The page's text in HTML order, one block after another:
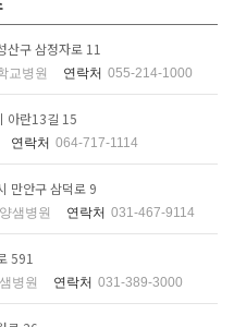
산구 삼정자로 11
교병원 연락처 055-214-1000
아란13길 15
연락처 064-717-1114
만안구 삼덕로 9
샘병원 연락처 031-467-9114
591
병원 연락처 031-389-3000